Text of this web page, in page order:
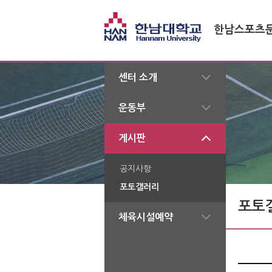
한남스포츠
센터 소개
운동부
게시판
공지사항
포토갤러리
체육시설예약
포토